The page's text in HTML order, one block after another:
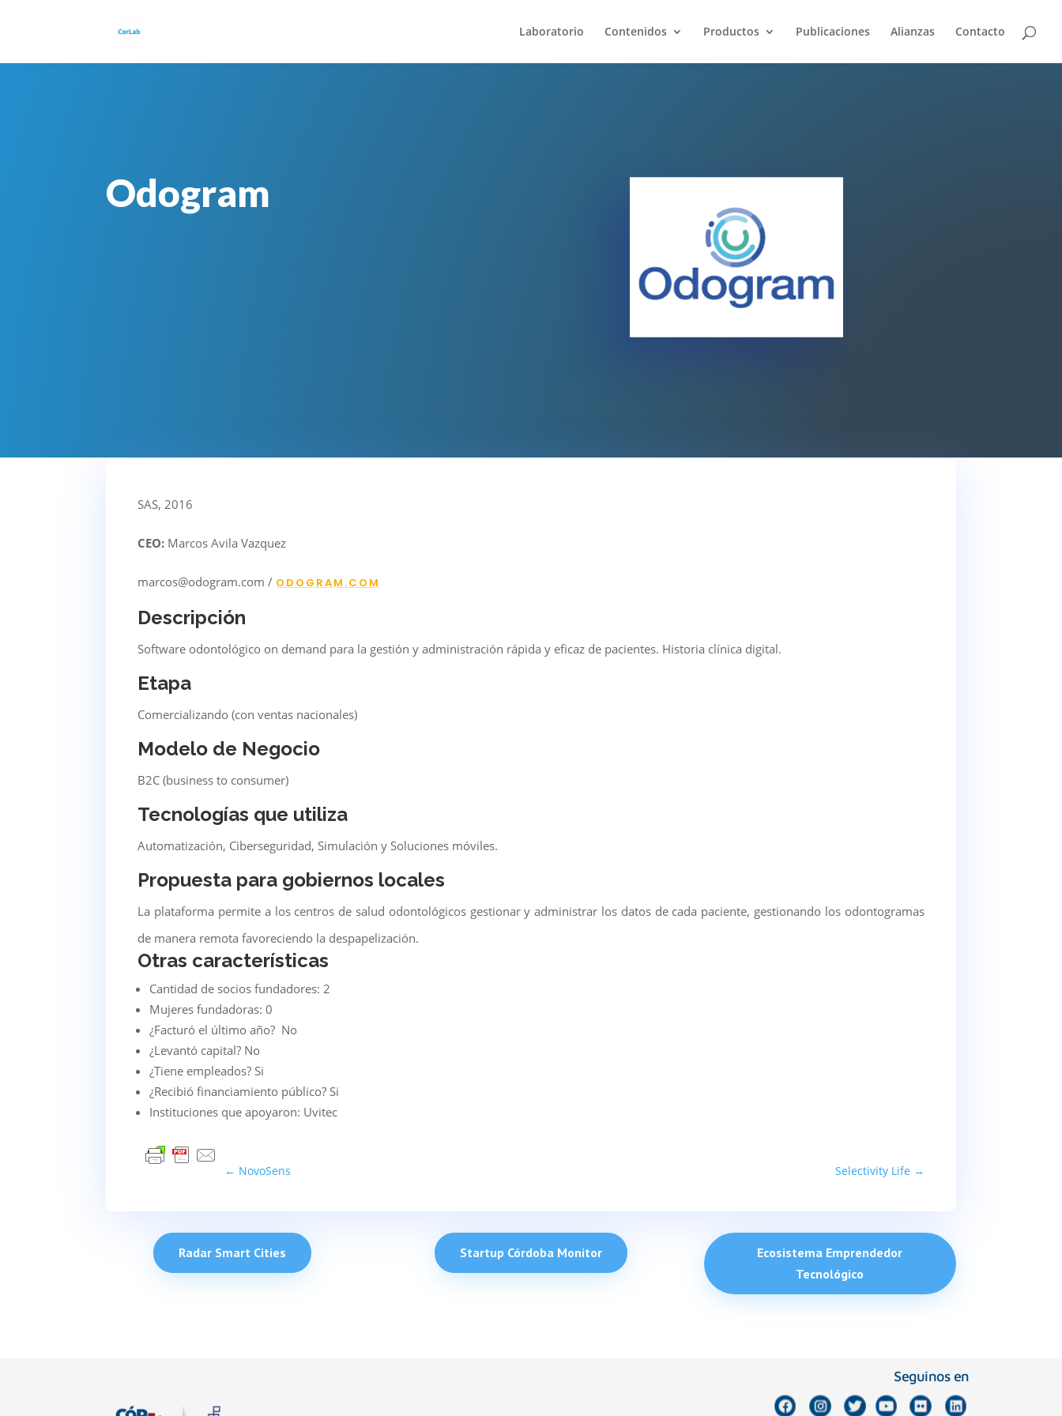
Laboratorio Contenidos Productos Publicaciones Alianzas Contacto
Odogram
SAS, 2016
CEO: Marcos Avila Vazquez
marcos@odogram.com / ODOGRAM.COM
Descripción
Software odontológico on demand para la gestión y administración rápida y eficaz de pacientes. Historia clínica digital.
Etapa
Comercializando (con ventas nacionales)
Modelo de Negocio
B2C (business to consumer)
Tecnologías que utiliza
Automatización, Ciberseguridad, Simulación y Soluciones móviles.
Propuesta para gobiernos locales
La plataforma permite a los centros de salud odontológicos gestionar y administrar los datos de cada paciente, gestionando los odontogramas
de manera remota favoreciendo la despapelización.
Otras características
Cantidad de socios fundadores: 2
Mujeres fundadoras: 0
¿Facturó el último año? No
¿Levantó capital? No
¿Tiene empleados? Si
¿Recibió financiamiento público? Si
Instituciones que apoyaron: Uvitec
← NovoSens Selectivity Life →
Radar Smart Cities Startup Córdoba Monitor
Ecosistema Emprendedor
Tecnológico
Seguinos en